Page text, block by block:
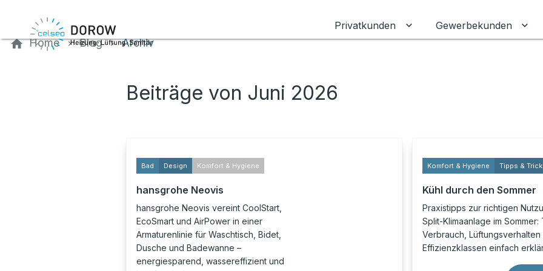
Privatkunden
Untermenü für
Gewerbekunden
Home Blog Archiv
Beiträge von Juni 2026
Bad Design Komfort & Hygiene
hansgrohe Neovis
hansgrohe Neovis vereint CoolStart,
EcoSmart und AirPower in einer
Armaturenlinie für Waschtisch, Bidet,
Dusche und Badewanne –
energiesparend, wassereffizient und
Komfort & Hygiene Tipps &
Kühl durch den Sommer
Praxistipps zur richtigen
Split-Klimaanlage im Sommer:
Verbrauch, Lüftungsverhalten
Effizienzklassen einfach